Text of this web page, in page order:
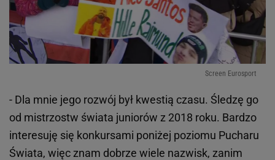
Screen Eurosport
- Dla mnie jego rozwój był kwestią czasu. Śledzę go
od mistrzostw świata juniorów z 2018 roku. Bardzo
interesuję się konkursami poniżej poziomu Pucharu
Świata, więc znam dobrze wiele nazwisk, zanim